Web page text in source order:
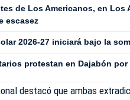
de Los Americanos, en Los
escasez
2026-27 iniciará bajo la
protestan en Dajabón
destacó que ambas